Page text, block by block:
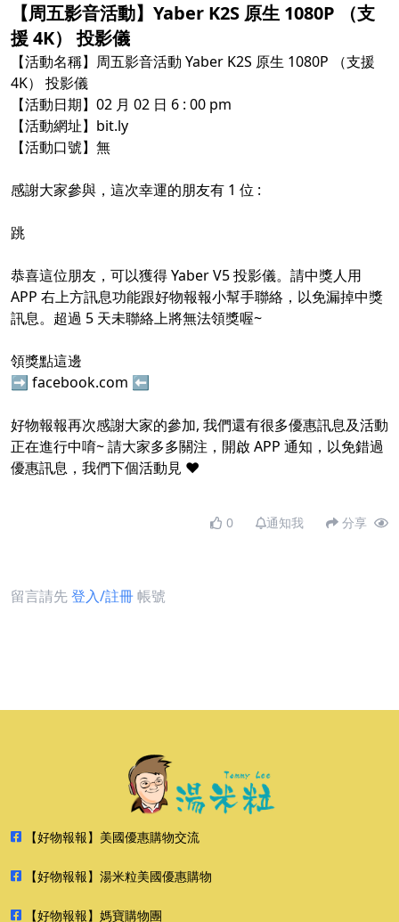
【周五影音活動】Yaber K2S 原生 1080P （支
援 4K） 投影儀
【活動名稱】周五影音活動 Yaber K2S 原生 1080P （支援
4K） 投影儀
【活動日期】02 月 02 日 6 : 00 pm
【活動網址】 bit.ly
【活動口號】無
感謝大家參與，這次幸運的朋友有 1 位 :
跳
恭喜這位朋友，可以獲得 Yaber V5 投影儀。請中獎人用
APP 右上方訊息功能跟好物報報小幫手聯絡，以免漏掉中獎
訊息。超過 5 天未聯絡上將無法領獎喔~
領獎點這邊
➡ facebook.com ⬅
好物報報再次感謝大家的參加, 我們還有很多優惠訊息及活動
正在進行中唷~ 請大家多多關注，開啟 APP 通知，以免錯過
優惠訊息，我們下個活動見 ❤️
0 通知我 分享
留言請先登入/註冊帳號
【好物報報】美國優惠購物交流
【好物報報】湯米粒美國優惠購物
【好物報報】媽寶購物團